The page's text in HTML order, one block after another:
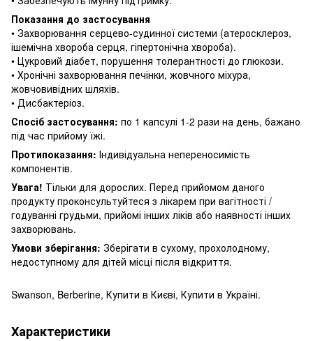
Показання до застосування
• Захворювання серцево-судинної системи (атеросклероз,
ішемічна хвороба серця, гіпертонічна хвороба).
• Цукровий діабет, порушення толерантності до глюкози.
• Хронічні захворювання печінки, жовчного міхура,
жовчовивідних шляхів.
• Дисбактеріоз.
Спосіб застосування: по 1 капсулі 1-2 рази на день, бажано
під час прийому їжі.
Протипоказання: Індивідуальна непереносимість
компонентів.
Увага! Тільки для дорослих. Перед прийомом даного
продукту проконсультуйтеся з лікарем при вагітності /
годуванні грудьми, прийомі інших ліків або наявності інших
захворювань.
Умови зберігання: Зберігати в сухому, прохолодному,
недоступному для дітей місці після відкриття.
Swanson, Berberine, Купити в Києві, Купити в Україні.
Характеристики